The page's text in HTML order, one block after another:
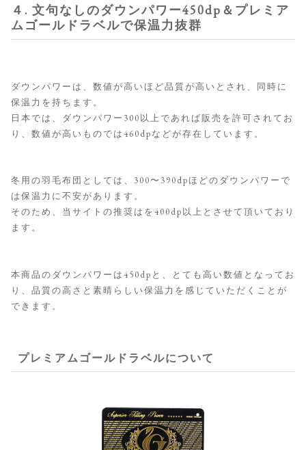
４. 文句なしのダウンパワー450dp＆プレミア
ムゴールドラベルで保温力抜群
ダウンパワーは、数値が高いほど品質が高いとされ、同時に
保温力を持ちます。
日本では、ダウンパワー300以上であれば販売を許可されてお
り、数値が高いものでは460dpなどが存在しています。
冬用の羽毛布団としては、300〜390dpほどのダウンパワーで
は保温力に不安があります。
そのため、当サイトの推奨はを400dp以上とさせて頂いており
ます。
本商品のダウンパワーは450dpと、とても高い数値となってお
り、品質の高さと素晴らしい保温力を感じていただくことが
できます。
プレミアムゴールドラベルについて